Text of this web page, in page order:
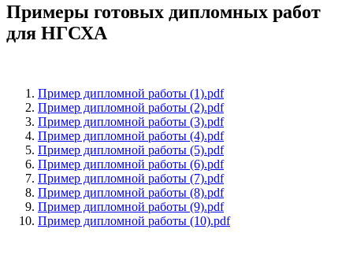
Примеры готовых дипломных работ
для НГСХА
Пример дипломной работы (1).pdf
Пример дипломной работы (2).pdf
Пример дипломной работы (3).pdf
Пример дипломной работы (4).pdf
Пример дипломной работы (5).pdf
Пример дипломной работы (6).pdf
Пример дипломной работы (7).pdf
Пример дипломной работы (8).pdf
Пример дипломной работы (9).pdf
Пример дипломной работы (10).pdf